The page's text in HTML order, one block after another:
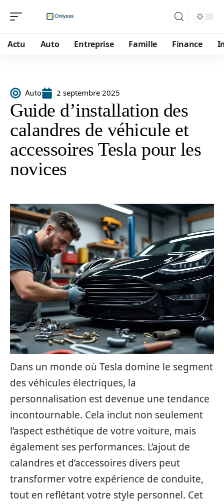
Actu Auto Entreprise Famille Finance
Auto 2 septembre 2025
Guide d’installation des
calandres de véhicule et
accessoires Tesla pour les
novices
Dans un monde où Tesla domine le segment
des véhicules électriques, la
personnalisation est devenue une tendance
incontournable. Cela inclut non seulement
l’aspect esthétique de votre voiture, mais
également ses performances. L’ajout de
calandres et d’accessoires divers peut
transformer votre expérience de conduite,
tout en reflétant votre style personnel. Cet